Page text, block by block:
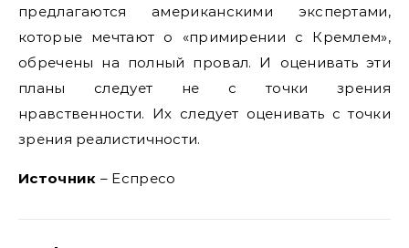
предлагаются американскими экспертами,
которые мечтают о «примирении с Кремлем»,
обречены на полный провал. И оценивать эти
планы следует не с точки зрения
нравственности. Их следует оценивать с точки
зрения реалистичности.
Источник – Еспресо